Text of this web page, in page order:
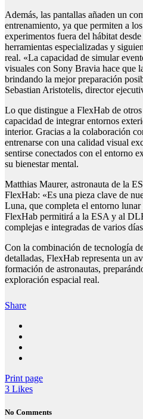
Además, las pantallas añaden un
entrenamiento, ya que permiten a
experimentos fuera del hábitat
herramientas especializadas y
real. «La capacidad de simular
visuales con Sony Bravia hace que
brindando la mejor preparación
Sebastian Aristotelis, director
Lo que distingue a FlexHab de
capacidad de integrar entornos
interior. Gracias a la colaboración
entrenarse con una calidad visual
sentirse conectados con el entorno
su bienestar mental.
Matthias Maurer, astronauta de la
FlexHab: «Es una pieza clave de
Luna, que completa el entorno
FlexHab permitirá a la ESA y al
complejas e integradas de varios
Con la combinación de tecnología
detalladas, FlexHab representa un
formación de astronautas,
exploración espacial real.
Share
Print page
3 Likes
No Comments